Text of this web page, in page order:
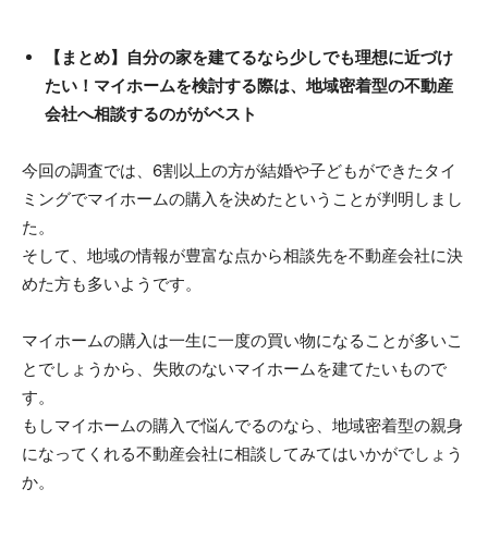
【まとめ】自分の家を建てるなら少しでも理想に近づけ
たい！マイホームを検討する際は、地域密着型の不動産
会社へ相談するのががベスト
今回の調査では、6割以上の方が結婚や子どもができたタイ
ミングでマイホームの購入を決めたということが判明しまし
た。
そして、地域の情報が豊富な点から相談先を不動産会社に決
めた方も多いようです。
マイホームの購入は一生に一度の買い物になることが多いこ
とでしょうから、失敗のないマイホームを建てたいもので
す。
もしマイホームの購入で悩んでるのなら、地域密着型の親身
になってくれる不動産会社に相談してみてはいかがでしょう
か。